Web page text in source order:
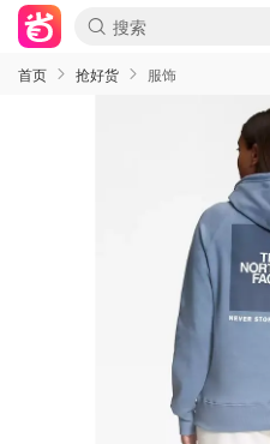
首页 抢好货 服饰